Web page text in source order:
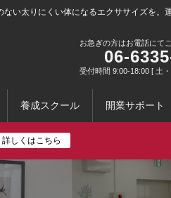
い太りにくい体になるエクササイズを。
お急ぎの方はお電話にて
06-
受付時間 9:00-18:00 [ 土
養成スクール 開業サポート
詳しくはこちら